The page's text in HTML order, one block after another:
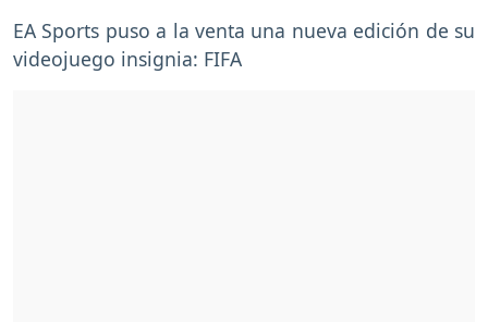
EA Sports puso a la venta una nueva edición de su
videojuego insignia: FIFA